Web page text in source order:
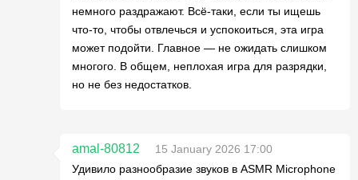
немного раздражают. Всё-таки, если ты ищешь
что-то, чтобы отвлечься и успокоиться, эта игра
может подойти. Главное — не ожидать слишком
многого. В общем, неплохая игра для разрядки,
но не без недостатков.
amal-80812
15 January 2026 17:00
Удивило разнообразие звуков в ASMR Microphone